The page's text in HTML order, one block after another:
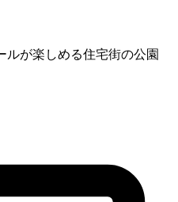
ルが楽しめる住宅街の公園